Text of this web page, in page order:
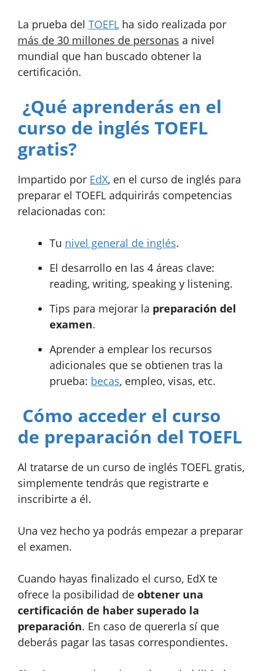
La prueba del TOEFL ha sido realizada por
más de 30 millones de personas a nivel
mundial que han buscado obtener la
certificación.
¿Qué aprenderás en el
curso de inglés TOEFL
gratis?
Impartido por EdX, en el curso de inglés para
preparar el TOEFL adquirirás competencias
relacionadas con:
Tu nivel general de inglés.
El desarrollo en las 4 áreas clave:
reading, writing, speaking y listening.
Tips para mejorar la preparación del
examen.
Aprender a emplear los recursos
adicionales que se obtienen tras la
prueba: becas, empleo, visas, etc.
Cómo acceder el curso
de preparación del TOEFL
Al tratarse de un curso de inglés TOEFL gratis,
simplemente tendrás que registrarte e
inscribirte a él.
Una vez hecho ya podrás empezar a preparar
el examen.
Cuando hayas finalizado el curso, EdX te
ofrece la posibilidad de obtener una
certificación de haber superado la
preparación. En caso de quererla sí que
deberás pagar las tasas correspondientes.